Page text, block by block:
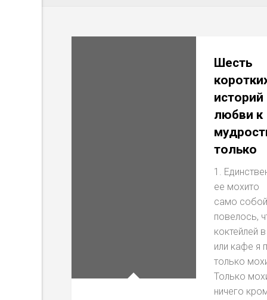
Шесть
историй
любви к
только
1.
ее мохито
само собой
повелось,
коктейлей
или кафе я
только
Только
ничего